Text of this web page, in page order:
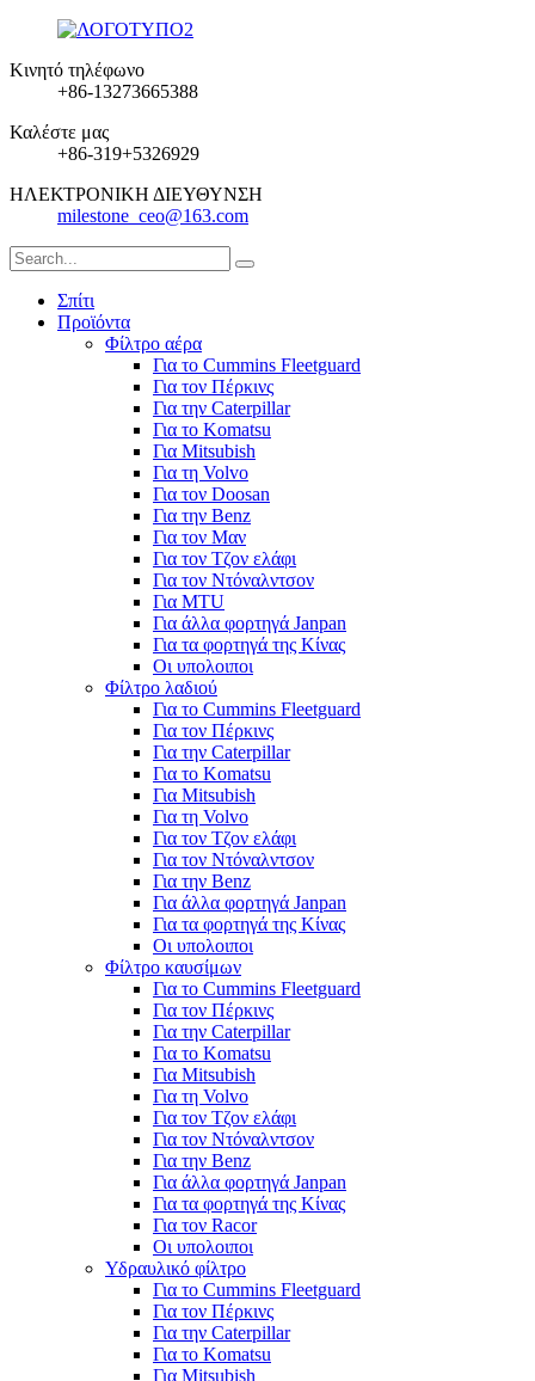
Κινητό τηλέφωνο
+86-13273665388
Καλέστε μας
+86-319+5326929
ΗΛΕΚΤΡΟΝΙΚΗ ΔΙΕΥΘΥΝΣΗ
milestone_ceo@163.com
Σπίτι
Προϊόντα
Φίλτρο αέρα
Για το Cummins Fleetguard
Για τον Πέρκινς
Για την Caterpillar
Για το Komatsu
Για Mitsubish
Για τη Volvo
Για τον Doosan
Για την Benz
Για τον Μαν
Για τον Τζον ελάφι
Για τον Ντόναλντσον
Για MTU
Για άλλα φορτηγά Janpan
Για τα φορτηγά της Κίνας
Οι υπολοιποι
Φίλτρο λαδιού
Για το Cummins Fleetguard
Για τον Πέρκινς
Για την Caterpillar
Για το Komatsu
Για Mitsubish
Για τη Volvo
Για τον Τζον ελάφι
Για τον Ντόναλντσον
Για την Benz
Για άλλα φορτηγά Janpan
Για τα φορτηγά της Κίνας
Οι υπολοιποι
Φίλτρο καυσίμων
Για το Cummins Fleetguard
Για τον Πέρκινς
Για την Caterpillar
Για το Komatsu
Για Mitsubish
Για τη Volvo
Για τον Τζον ελάφι
Για τον Ντόναλντσον
Για την Benz
Για άλλα φορτηγά Janpan
Για τα φορτηγά της Κίνας
Για τον Racor
Οι υπολοιποι
Υδραυλικό φίλτρο
Για το Cummins Fleetguard
Για τον Πέρκινς
Για την Caterpillar
Για το Komatsu
Για Mitsubish